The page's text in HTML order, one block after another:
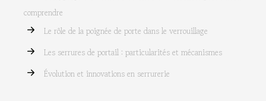
comprendre
Le rôle de la poignée de porte dans le verrouillage
Les serrures de portail : particularités et mécanismes
Évolution et innovations en serrurerie